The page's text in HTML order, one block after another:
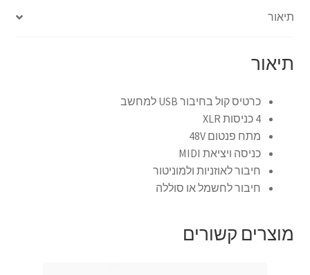
קולנוע וטלוויזיה
רשימת ציוד
שידור וידאו חי באינטרנט
תיאור
תיאור
כרטיס קול בחיבור USB למחשב
4 כניסות XLR
מתח פנטום 48V
כניסה ויציאת MIDI
חיבור לאוזניות ולמוניטור
חיבור לחשמל או סוללה
מוצרים קשורים